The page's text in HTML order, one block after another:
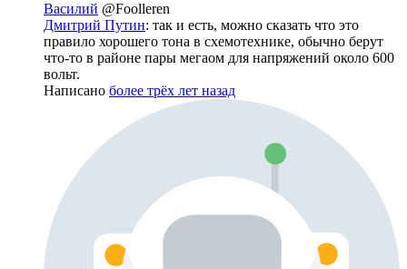
Василий @Foolleren
Дмитрий Путин: так и есть, можно сказать что это
правило хорошего тона в схемотехнике, обычно берут
что-то в районе пары мегаом для напряжений около 600
вольт.
Написано более трёх лет назад